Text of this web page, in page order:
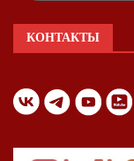
КОНТАКТЫ